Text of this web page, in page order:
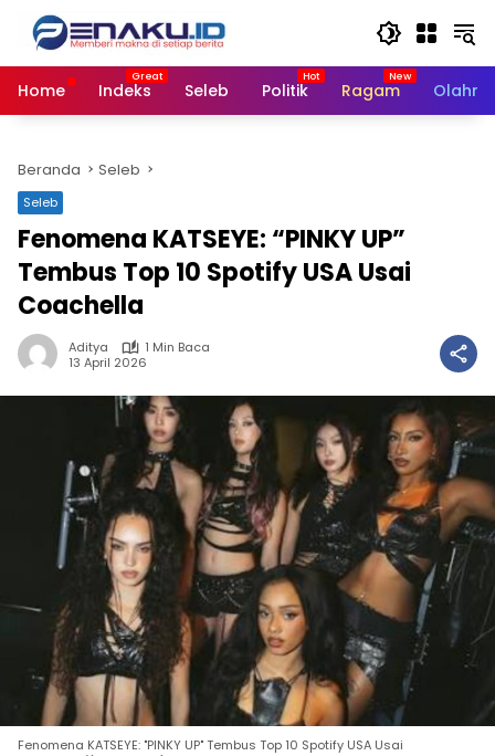
Langsung
konten
Home
Indeks Seleb Politik Ragam
Beranda Seleb
Seleb
Fenomena KATSEYE: “PINKY UP”
Tembus Top 10 Spotify USA Usai
Coachella
Aditya
1 Min Baca
13 April 2026
Fenomena KATSEYE: "PINKY UP" Tembus Top 10 Spotify USA Usai